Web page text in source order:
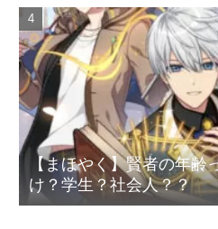
【まほやく】賢者の年齢
け？学生？社会人？？